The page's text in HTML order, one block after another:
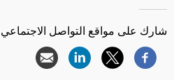
شارك على مواقع التواصل الاجتماعي